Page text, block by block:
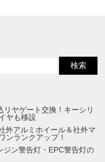
ヤゲート交換！キーシリ
ヤも移設
外アルミホイール＆社外マ
ンランクアップ！
ジン警告灯・EPC警告灯の